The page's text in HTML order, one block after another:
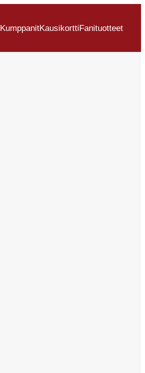
KumppanitKausikorttiFanituotteet